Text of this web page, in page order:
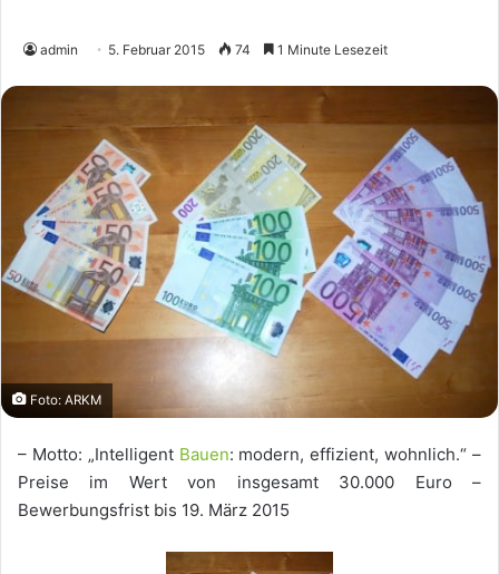
admin 5. Februar 2015 74 1 Minute Lesezeit
Foto: ARKM
– Motto: „Intelligent Bauen: modern, effizient, wohnlich.“ –
Preise im Wert von insgesamt 30.000 Euro –
Bewerbungsfrist bis 19. März 2015